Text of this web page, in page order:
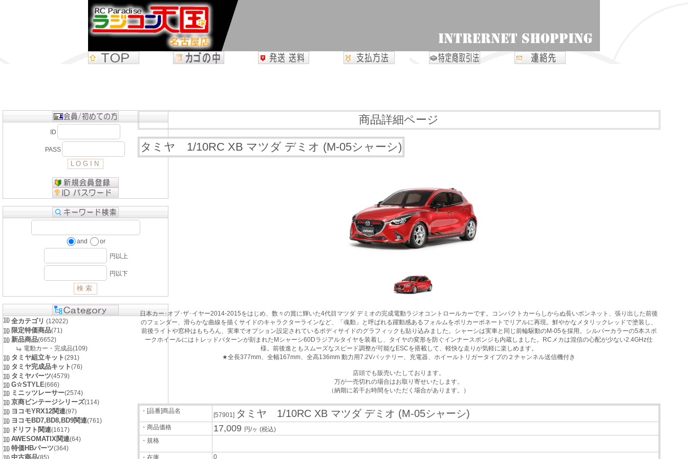
ID
PASS
and or
円以上
円以下
全カテゴリ (12022)
限定特価商品(71)
新品商品(6652)
電動カー・完成品(109)
タミヤ組立キット(291)
タミヤ完成品キット(76)
タミヤパーツ(4579)
G☆STYLE(666)
ミニッツレーサー(2574)
京商ビンテージシリーズ(114)
ヨコモYRX12関連(97)
ヨコモBD7,BD8,BD9関連(761)
ドリフト関連(1617)
AWESOMATIX関連(64)
特価HBパーツ(364)
中古商品(85)
商品詳細ページ
タミヤ 1/10RC XB マツダ デミオ (M-05シャーシ)
日本カー･オブ･ザ･イヤー2014-2015をはじめ、数々の賞に輝いた4代目マツダ デミオの完成電動ラジオコントロールカーです。コンパクトカーらしからぬ長いボンネット、張り出した前後
のフェンダー、滑らかな曲線を描くサイドのキャラクターラインなど、「魂動」と呼ばれる躍動感あるフォルムをポリカーボネートでリアルに再現。鮮やかなメタリックレッドで塗装し、
前後ライトや窓枠はもちろん、実車でオプション設定されているボディサイドのグラフィックも貼り込みました。シャーシは実車と同じ前輪駆動のM-05を採用。シルバーカラーの5本スポ
ークホイールにはトレッドパターンが刻まれたMシャーシ60Dラジアルタイヤを装着し、タイヤの変形を防ぐインナースポンジも内蔵しました。RCメカは混信の心配が少ない2.4GHz仕
様。前後進ともスムーズなスピード調整が可能なESCを搭載して、軽快な走りが気軽に楽しめます。
★全長377mm、全幅167mm、全高136mm 動力用7.2Vバッテリー、充電器、ホイールトリガータイプの２チャンネル送信機付き
店頭でも販売いたしております。
万が一売切れの場合はお取り寄せいたします。
（納期に若干お時間をいただく場合があります。）
・[品番]商品名
[57901] タミヤ 1/10RC XB マツダ デミオ (M-05シャーシ)
・商品価格 17,009 円/ヶ (税込)
・規格
・在庫
0